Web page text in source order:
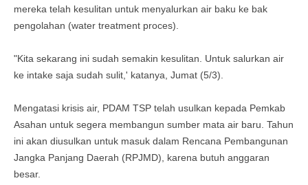
mereka telah kesulitan untuk menyalurkan air baku ke bak
pengolahan (water treatment proces).
"Kita sekarang ini sudah semakin kesulitan. Untuk salurkan air
ke intake saja sudah sulit,' katanya, Jumat (5/3).
Mengatasi krisis air, PDAM TSP telah usulkan kepada Pemkab
Asahan untuk segera membangun sumber mata air baru. Tahun
ini akan diusulkan untuk masuk dalam Rencana Pembangunan
Jangka Panjang Daerah (RPJMD), karena butuh anggaran
besar.